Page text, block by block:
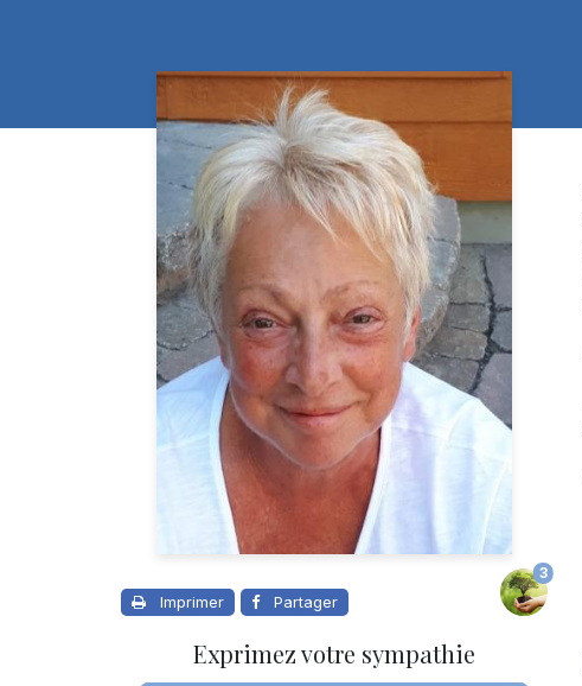
Imprimer Partager
3
Exprimez votre sympathie